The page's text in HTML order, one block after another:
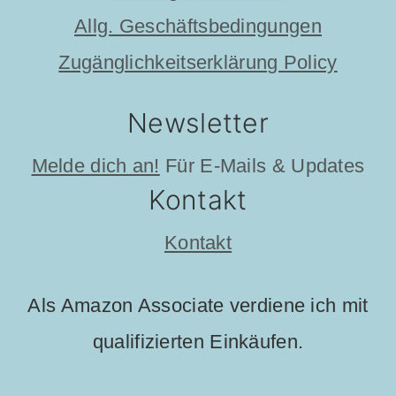
Allg. Geschäftsbedingungen
Zugänglichkeitserklärung Policy
Newsletter
Melde dich an! Für E-Mails & Updates
Kontakt
Kontakt
Als Amazon Associate verdiene ich mit
qualifizierten Einkäufen.